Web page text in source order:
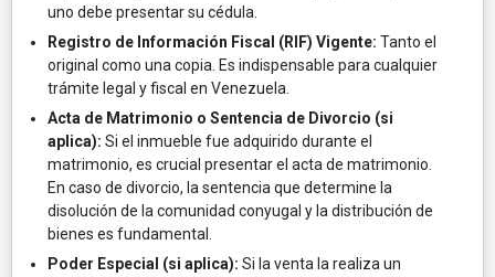
uno debe presentar su cédula.
Registro de Información Fiscal (RIF) Vigente: Tanto el
original como una copia. Es indispensable para cualquier
trámite legal y fiscal en Venezuela.
Acta de Matrimonio o Sentencia de Divorcio (si
aplica): Si el inmueble fue adquirido durante el
matrimonio, es crucial presentar el acta de matrimonio.
En caso de divorcio, la sentencia que determine la
disolución de la comunidad conyugal y la distribución de
bienes es fundamental.
Poder Especial (si aplica): Si la venta la realiza un